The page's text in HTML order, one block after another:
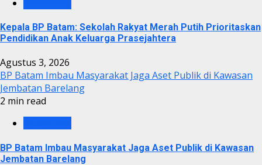
Kepala BP Batam: Sekolah Rakyat Merah Putih Prioritaskan
Pendidikan Anak Keluarga Prasejahtera
Agustus 3, 2026
BP Batam Imbau Masyarakat Jaga Aset Publik di Kawasan
Jembatan Barelang
2 min read
BP Batam Imbau Masyarakat Jaga Aset Publik di Kawasan
Jembatan Barelang